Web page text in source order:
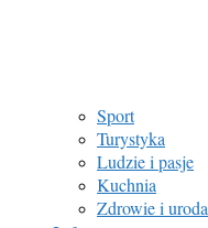
Sport
Turystyka
Ludzie i pasje
Kuchnia
Zdrowie i uroda